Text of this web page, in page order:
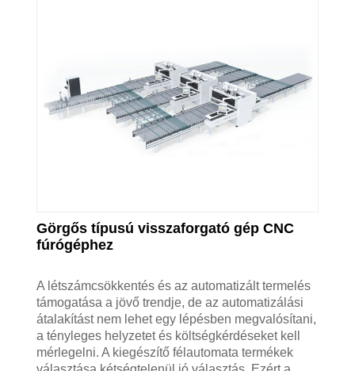
Görgős típusú visszaforgató gép CNC
fúrógéphez
A létszámcsökkentés és az automatizált termelés
támogatása a jövő trendje, de az automatizálási
átalakítást nem lehet egy lépésben megvalósítani,
a tényleges helyzetet és költségkérdéseket kell
mérlegelni. A kiegészítő félautomata termékek